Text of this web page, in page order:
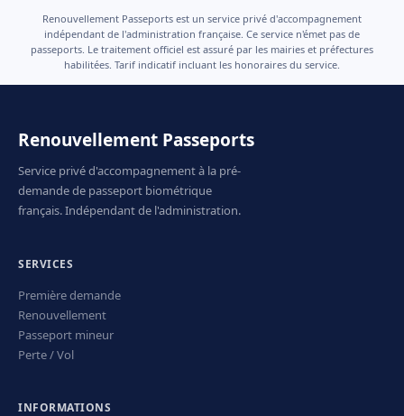
Renouvellement Passeports est un service privé d'accompagnement
indépendant de l'administration française. Ce service n'émet pas de
passeports. Le traitement officiel est assuré par les mairies et préfectures
habilitées. Tarif indicatif incluant les honoraires du service.
Renouvellement Passeports
Service privé d'accompagnement à la pré-
demande de passeport biométrique
français. Indépendant de l'administration.
SERVICES
Première demande
Renouvellement
Passeport mineur
Perte / Vol
INFORMATIONS